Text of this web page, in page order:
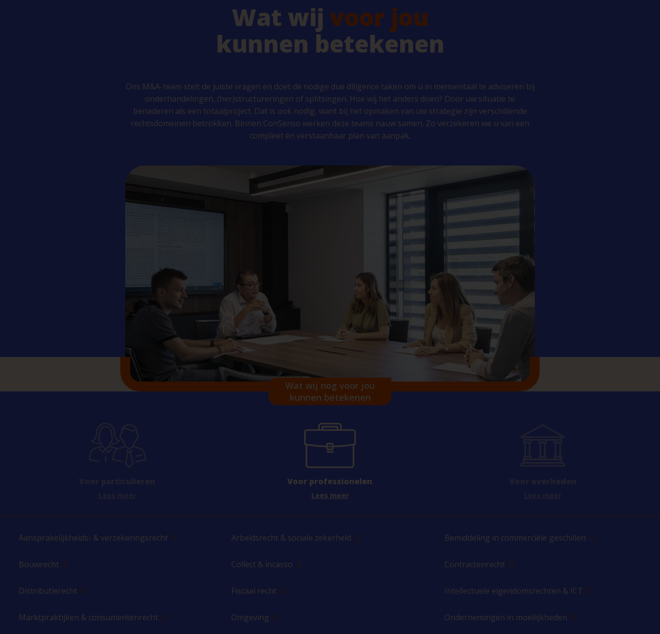
Wat wij voor jou
kunnen betekenen
Ons M&A-team stelt de juiste vragen en doet de nodige due diligence taken om u in mensentaal te adviseren bij
onderhandelingen, (her)structureringen of splitsingen. Hoe wij het anders doen? Door uw situatie te
benaderen als een totaalproject. Dat is ook nodig, want bij het opmaken van uw strategie zijn verschillende
rechtsdomeinen betrokken. Binnen ConSenso werken deze teams nauw samen. Zo verzekeren we u van een
compleet én verstaanbaar plan van aanpak.
Wat wij nog voor jou
kunnen betekenen
Voor professionelen
Lees meer
Aansprakelijkheids- & verzekeringsrecht Arbeidsrecht & sociale zekerheid Bemiddeling in commerciële geschillen
Bouwrecht Collect & incasso Contractenrecht
Distributierecht Fiscaal recht Intellectuele eigendomsrechten & ICT
Marktpraktijken & consumentenrecht Omgeving Ondernemingen in moeilijkheden